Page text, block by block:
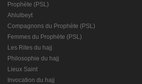
Prophète (PSL)
Ahlulbeyt
Compagnons du Prophète (PSL)
Femmes du Prophète (PSL)
Les Rites du hajj
Philosophie du hajj
Lieux Saint
Invocation du hajj